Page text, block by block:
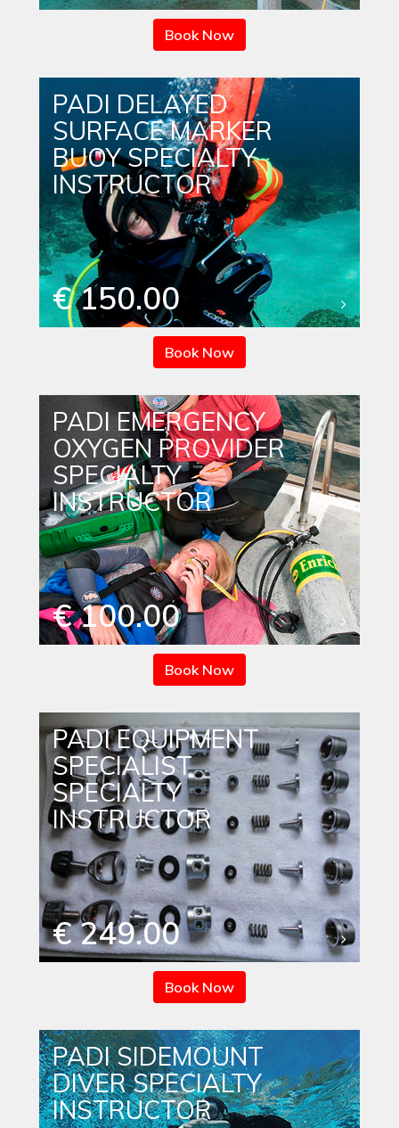
Book Now
PADI DELAYED
SURFACE MARKER
BUOY SPECIALTY
INSTRUCTOR
€ 150.00
Book Now
PADI EMERGENCY
OXYGEN PROVIDER
SPECIALTY
INSTRUCTOR
€ 100.00
Book Now
PADI EQUIPMENT
SPECIALIST
SPECIALTY
INSTRUCTOR
€ 249.00
Book Now
PADI SIDEMOUNT
DIVER SPECIALTY
INSTRUCTOR